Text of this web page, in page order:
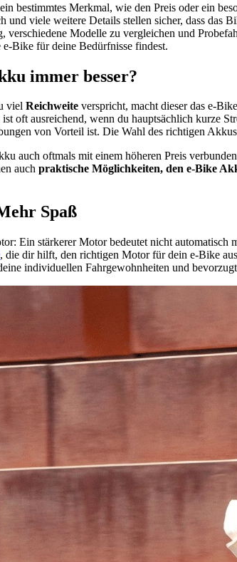
bestimmtes Merkmal, wie den Preis oder ein
und viele weitere Details stellen sicher, dass das
Modelle zu vergleichen und
e-Bike für deine Bedürfnisse findest.
immer besser?
viel Reichweite verspricht, macht dieser das e-
oft ausreichend, wenn du hauptsächlich kurze
von Vorteil ist. Die Wahl des richtigen
auch oftmals mit einem höheren Preis
auch praktische Möglichkeiten, den e-Bike
Spaß
Ein stärkerer Motor bedeutet nicht automatisch
, die dir hilft, den richtigen Motor für dein e-Bike
individuellen Fahrgewohnheiten und